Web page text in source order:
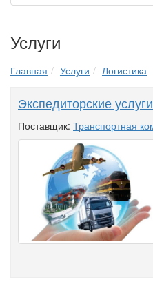
Услуги
Главная Услуги Логистика
Экспедиторские услуги
Поставщик: Транспортная